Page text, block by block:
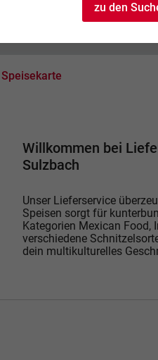
zu den
Speisekarte
Willkommen bei
Sulzbach
Unser Lieferservice
Speisen sorgt für
Kategorien Mexican Food,
verschiedene
dein multikulturelles